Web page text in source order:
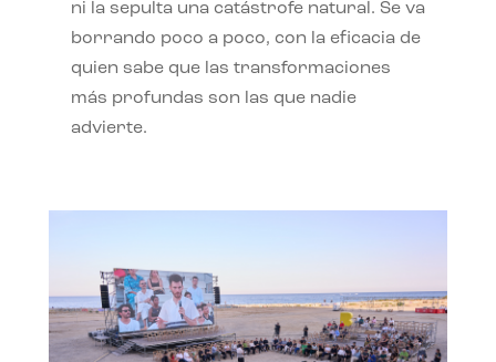
ni la sepulta una catástrofe natural. Se va
borrando poco a poco, con la eficacia de
quien sabe que las transformaciones
más profundas son las que nadie
advierte.